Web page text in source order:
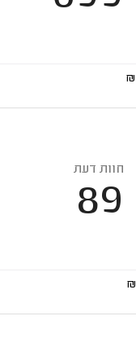
₪
חוות דעת
89
₪